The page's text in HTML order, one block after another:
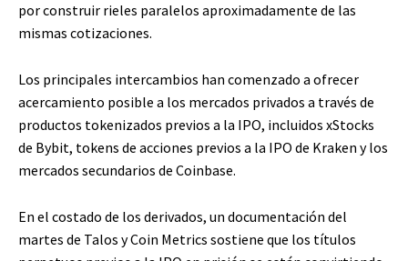
por construir rieles paralelos aproximadamente de las
mismas cotizaciones.
Los principales intercambios han comenzado a ofrecer
acercamiento posible a los mercados privados a través de
productos tokenizados previos a la IPO, incluidos xStocks
de Bybit, tokens de acciones previos a la IPO de Kraken y los
mercados secundarios de Coinbase.
En el costado de los derivados, un documentación del
martes de Talos y Coin Metrics sostiene que los títulos